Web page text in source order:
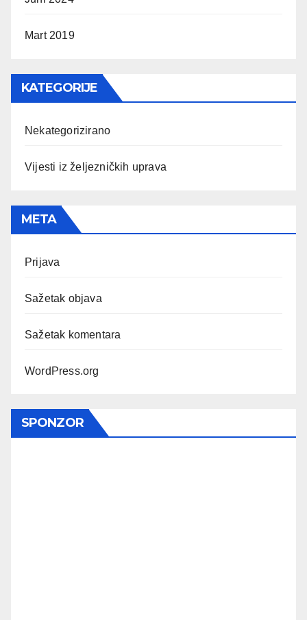
Mart 2019
KATEGORIJE
Nekategorizirano
Vijesti iz željezničkih uprava
META
Prijava
Sažetak objava
Sažetak komentara
WordPress.org
SPONZOR